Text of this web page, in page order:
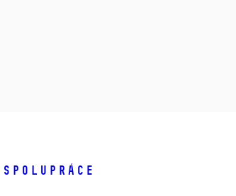
SPOLUPRÁCE